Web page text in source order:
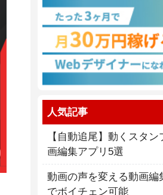
人気記事
【自動追尾】動くスタ
画編集アプリ5選
動画の声を変える動画編
でボイチェン可能